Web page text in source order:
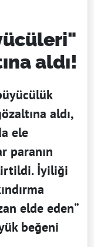
aldı!
aldı,
ele
paranın
İyiliği
elde eden”
beğeni